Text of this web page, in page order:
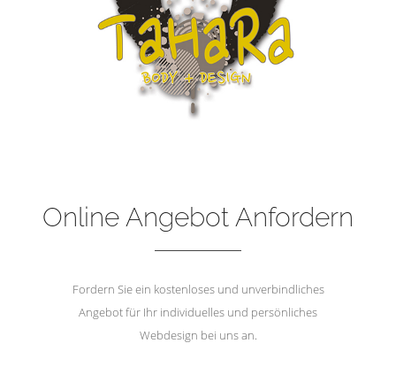
Online Angebot Anfordern
Fordern Sie ein kostenloses und unverbindliches
Angebot für Ihr individuelles und persönliches
Webdesign bei uns an.